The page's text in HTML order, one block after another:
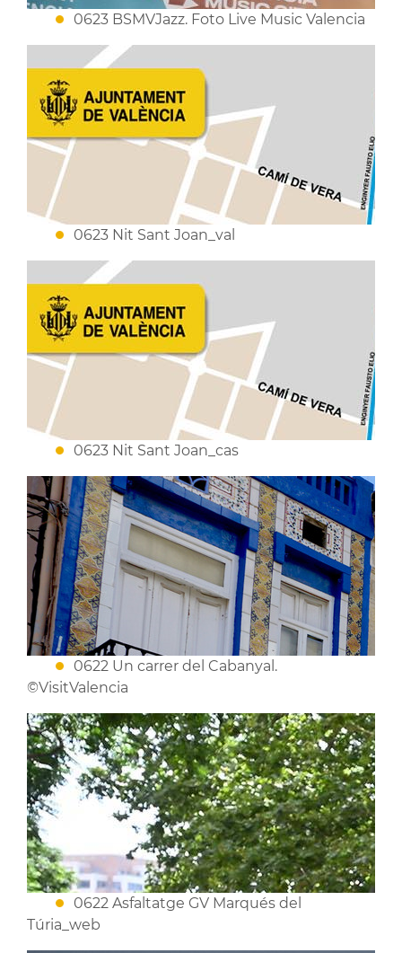
0623 BSMVJazz. Foto Live Music Valencia
0623 Nit Sant Joan_val
0623 Nit Sant Joan_cas
0622 Un carrer del Cabanyal.
©VisitValencia
0622 Asfaltatge GV Marqués del
Túria_web